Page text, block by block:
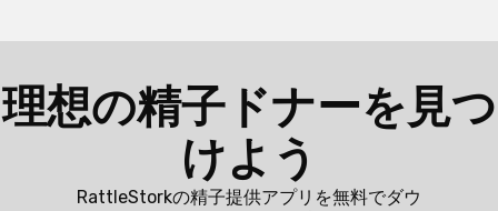
理想の精子ドナーを見つ
けよう
RattleStorkの精子提供アプリを無料でダウ